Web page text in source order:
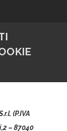
(P.IVA
– 87040